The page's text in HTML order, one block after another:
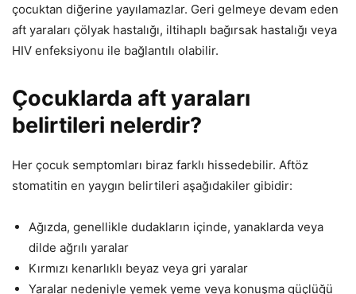
çocuktan diğerine yayılamazlar. Geri gelmeye devam eden
aft yaraları çölyak hastalığı, iltihaplı bağırsak hastalığı veya
HIV enfeksiyonu ile bağlantılı olabilir.
Çocuklarda aft yaraları
belirtileri nelerdir?
Her çocuk semptomları biraz farklı hissedebilir. Aftöz
stomatitin en yaygın belirtileri aşağıdakiler gibidir:
Ağızda, genellikle dudakların içinde, yanaklarda veya
dilde ağrılı yaralar
Kırmızı kenarlıklı beyaz veya gri yaralar
Yaralar nedeniyle yemek yeme veya konuşma güçlüğü